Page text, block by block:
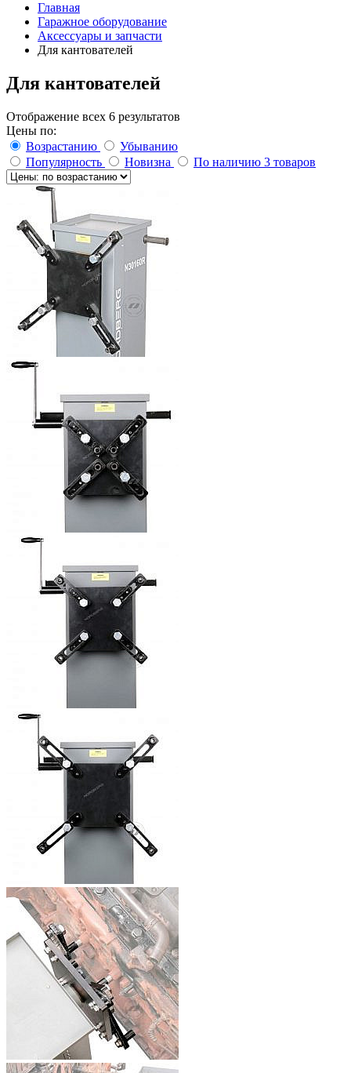
Главная
Гаражное оборудование
Аксессуары и запчасти
Для кантователей
Для кантователей
Отображение всех 6 результатов
Цены по:
Возрастанию
Убыванию
Популярность
Новизна По наличию 3 товаров